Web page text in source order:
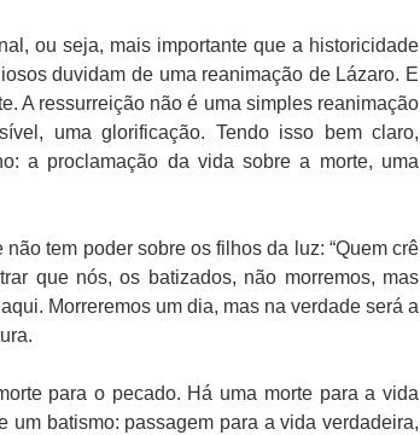
ou seja, mais importante que a historicidade
duvidam de uma reanimação de Lázaro. E
A ressurreição não é uma simples reanimação
uma glorificação. Tendo isso bem claro,
a proclamação da vida sobre a morte, uma
tem poder sobre os filhos da luz: “Quem crê
que nós, os batizados, não morremos, mas
Morreremos um dia, mas na verdade será a
para o pecado. Há uma morte para a vida
um batismo: passagem para a vida verdadeira,